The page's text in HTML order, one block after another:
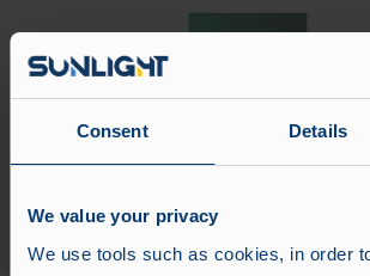
Consent Details
We value your privacy
We use tools such as cookies, in order